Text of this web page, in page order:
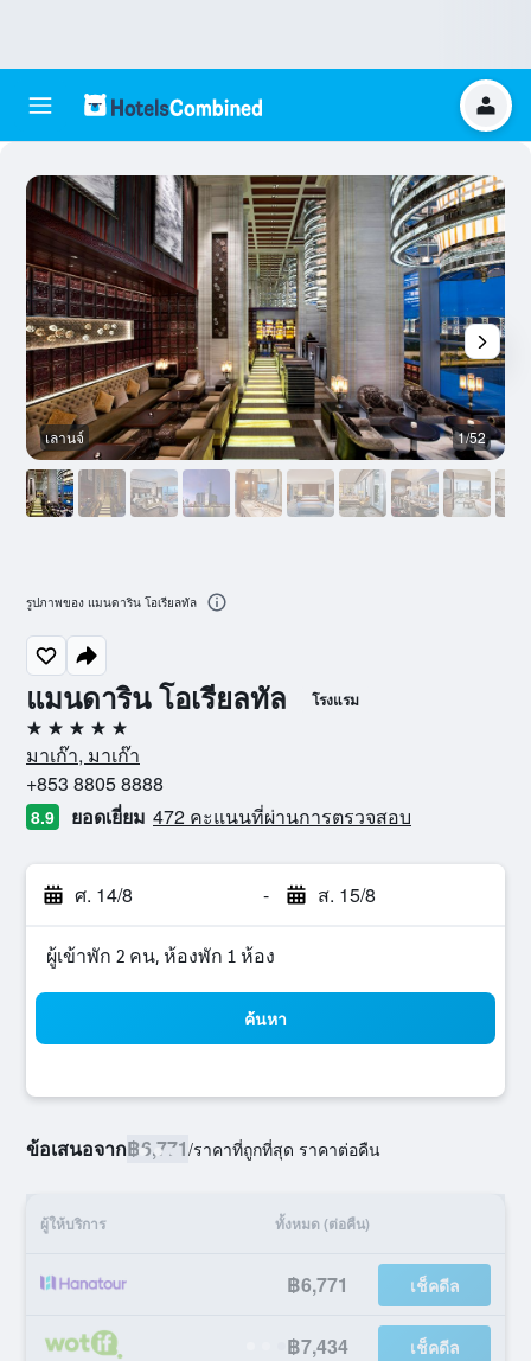
แมนดาริน โอเรียลทัล โรงแรม
5 ดาว
มาเก๊า, มาเก๊า
+853 8805 8888
8.9 ยอดเยี่ยม 472 คะแนนที่ผ่านการตรวจสอบ
ศ. 14/8 - ส. 15/8
ผู้เข้าพัก 2 คน, ห้องพัก 1 ห้อง
ค้นหา
ข้อเสนอจาก฿6,771/ราคาที่ถูกที่สุด ราคาต่อคืน
ผู้ให้บริการ ทั้งหมด (ต่อคืน)
฿6,771 เช็คดีล
฿7,434 เช็คดีล
เลานจ์ 1/52
รูปภาพของ แมนดาริน โอเรียลทัล